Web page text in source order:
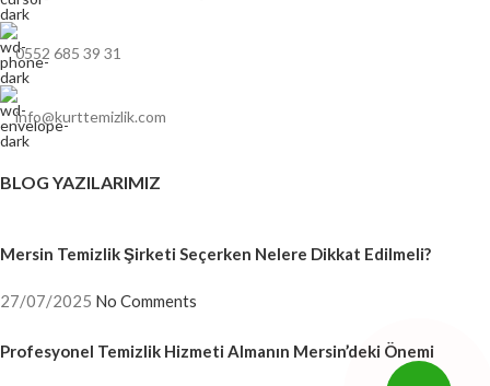
0552 685 39 31
info@kurttemizlik.com
BLOG YAZILARIMIZ
Mersin Temizlik Şirketi Seçerken Nelere Dikkat Edilmeli?
27/07/2025 No Comments
Profesyonel Temizlik Hizmeti Almanın Mersin’deki Önemi